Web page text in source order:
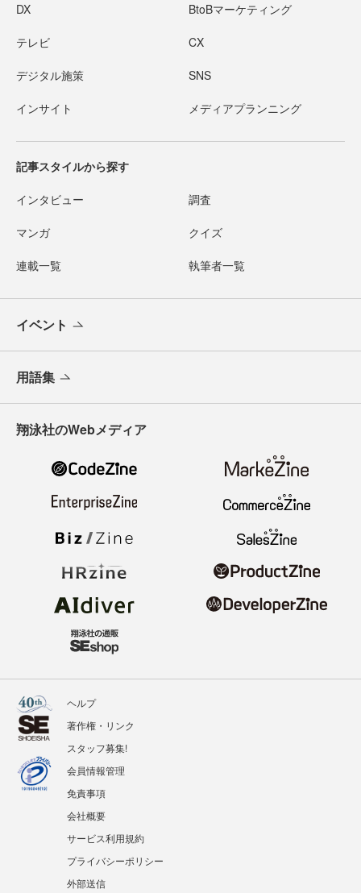
DX BtoBマーケティング
テレビ CX
デジタル施策 SNS
インサイト メディアプランニング
記事スタイルから探す
インタビュー 調査
マンガ クイズ
連載一覧 執筆者一覧
イベント
用語集
翔泳社のWebメディア
ヘルプ
著作権・リンク
スタッフ募集!
会員情報管理
免責事項
会社概要
サービス利用規約
プライバシーポリシー
外部送信